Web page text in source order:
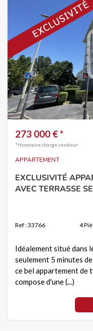
273 000 € *
*Honoraire charge vendeur
APPARTEMENT
EXCLUSIVITÉ
AVEC TERRASSE
Ref : 33766 4
Idéalement situé dans
seulement 5 minutes
ce bel appartement de
compose d'une (...)